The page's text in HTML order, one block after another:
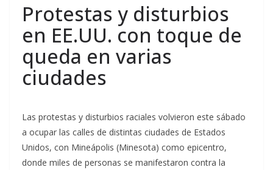
Protestas y disturbios
en EE.UU. con toque de
queda en varias
ciudades
Las protestas y disturbios raciales volvieron este sábado
a ocupar las calles de distintas ciudades de Estados
Unidos, con Mineápolis (Minesota) como epicentro,
donde miles de personas se manifestaron contra la